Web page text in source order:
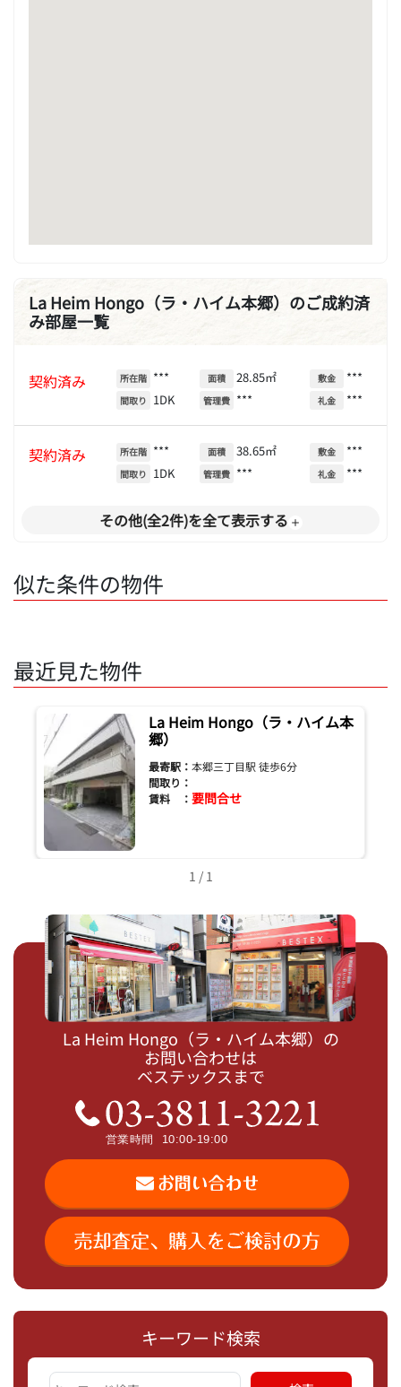
キーワード検索
La Heim Hongo（ラ・ハイム本郷）のご成約済
み部屋一覧
契約済み 所在階 ***
間取り 1DK
面積 28.85㎡
管理費 ***
敷金 ***
礼金 ***
契約済み 所在階 ***
間取り 1DK
面積 38.65㎡
管理費 ***
敷金 ***
礼金 ***
その他(全2件)を全て表示する
似た条件の物件
最近見た物件
La Heim Hongo（ラ・ハイム本
郷）
最寄駅： 本郷三丁目駅 徒歩6分
間取り：
賃料 ： 要問合せ
1 / 1
La Heim Hongo（ラ・ハイム本郷）の
お問い合わせは
ベステックスまで